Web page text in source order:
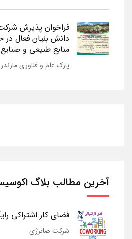
فراخوان پذیرش
دانش بنیان فعال در
منابع طبیعی و
پارک علم و فناوری
آخرین مطالب بلاگ
فضای کار اشتراکی
شرکت صانرژی